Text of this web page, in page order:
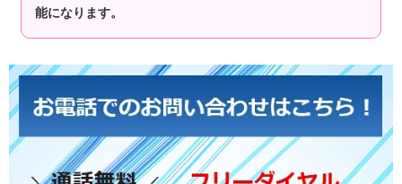
能になります。